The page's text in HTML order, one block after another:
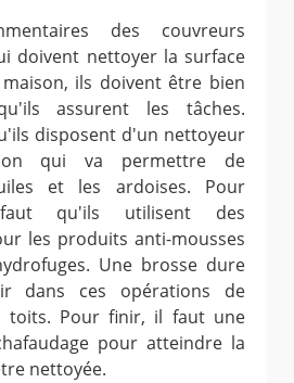
des couvreurs
doivent nettoyer la surface
ils doivent être bien
assurent les tâches.
disposent d'un nettoyeur
qui va permettre de
et les ardoises. Pour
qu'ils utilisent des
les produits anti-mousses
Une brosse dure
dans ces opérations de
toits. Pour finir, il faut une
pour atteindre la
nettoyée.